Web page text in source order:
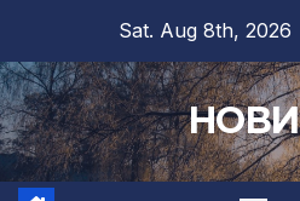
content
Sat. Aug 8th, 2026